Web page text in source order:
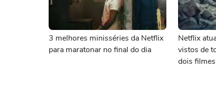
3 melhores minisséries da Netflix
para maratonar no final do dia
Netflix
vistos de
dois